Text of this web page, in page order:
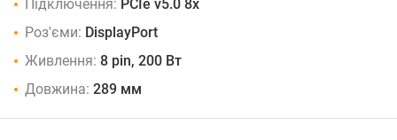
Підключення: PCIe v5.0 8x
Роз'єми: DisplayPort
Живлення: 8 pin, 200 Вт
Довжина: 289 мм